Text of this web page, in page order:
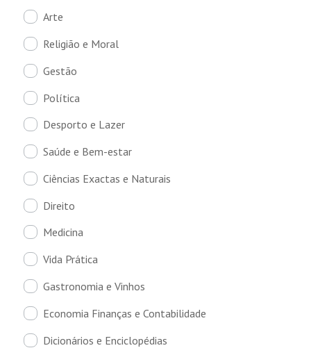
Arte
Religião e Moral
Gestão
Política
Desporto e Lazer
Saúde e Bem-estar
Ciências Exactas e Naturais
Direito
Medicina
Vida Prática
Gastronomia e Vinhos
Economia Finanças e Contabilidade
Dicionários e Enciclopédias